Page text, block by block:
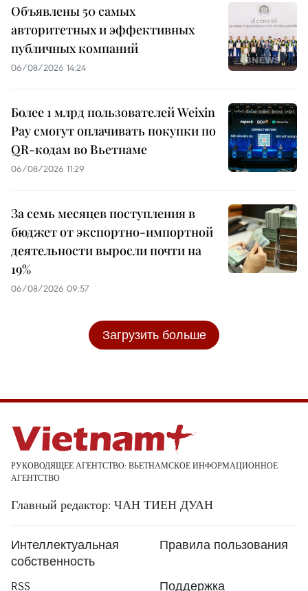
Объявлены 50 самых
авторитетных и эффективных
публичных компаний
06/08/2026 14:24
Более 1 млрд пользователей Weixin
Pay смогут оплачивать покупки по
QR-кодам во Вьетнаме
06/08/2026 11:29
За семь месяцев поступления в
бюджет от экспортно-импортной
деятельности выросли почти на
19%
06/08/2026 09:57
Загрузить больше
РУКОВОДЯЩЕЕ АГЕНТСТВО: ВЬЕТНАМСКОЕ ИНФОРМАЦИОННОЕ
АГЕНТСТВО
Главный редактор: ЧАН ТИЕН ДУАН
Интеллектуальная
собственность
Правила пользования
RSS Поддержка